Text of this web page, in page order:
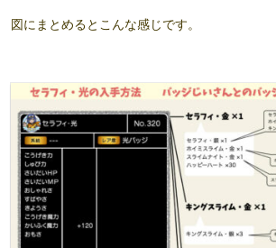
図にまとめるとこんな感じです。